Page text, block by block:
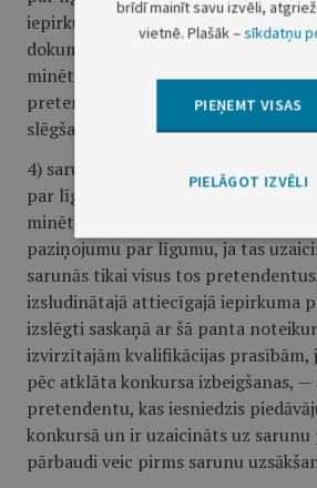
iepirkuma gadījumā (ja pasūtītājs
dokumentos paredzējis piemērot
minētos izslēgšanas nosacījumus)
pretendentu, kuram būtu
slēgšanas tiesības;
4) sarunu procedūrā, iepriekš
par līgumu šā likuma 62.panta
minētajā gadījumā, kad pasūtītājs
paziņojumu par līgumu, ja tas
sarunās tikai visus tos
izsludinātajā attiecīgajā iepirkuma
izslēgti saskaņā ar šā panta
izvirzītajām kvalifikācijas
pēc atklāta konkursa izbeigšanas,
pretendentu, kas iesniedzis
konkursā un ir uzaicināts uz sarunu
pārbaudi veic pirms sarunu
brīdī mainīt savu izvēli,
vietnē. Plašāk –sīkdatņu
PIEŅEMT VISAS
PIELĀGOT IZVĒLI